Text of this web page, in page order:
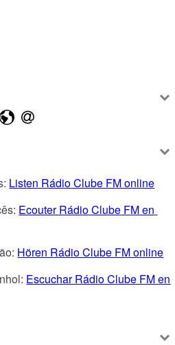
Listen Rádio Clube FM online
Ecouter Rádio Clube FM en
Hören Rádio Clube FM online
Escuchar Rádio Clube FM en